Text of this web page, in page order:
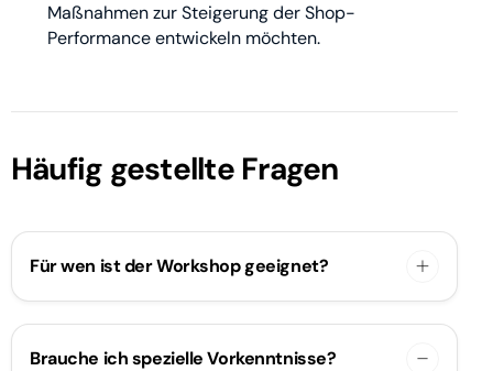
Maßnahmen zur Steigerung der Shop-
Performance entwickeln möchten.
Häufig gestellte Fragen
Für wen ist der Workshop geeignet?
Brauche ich spezielle Vorkenntnisse?